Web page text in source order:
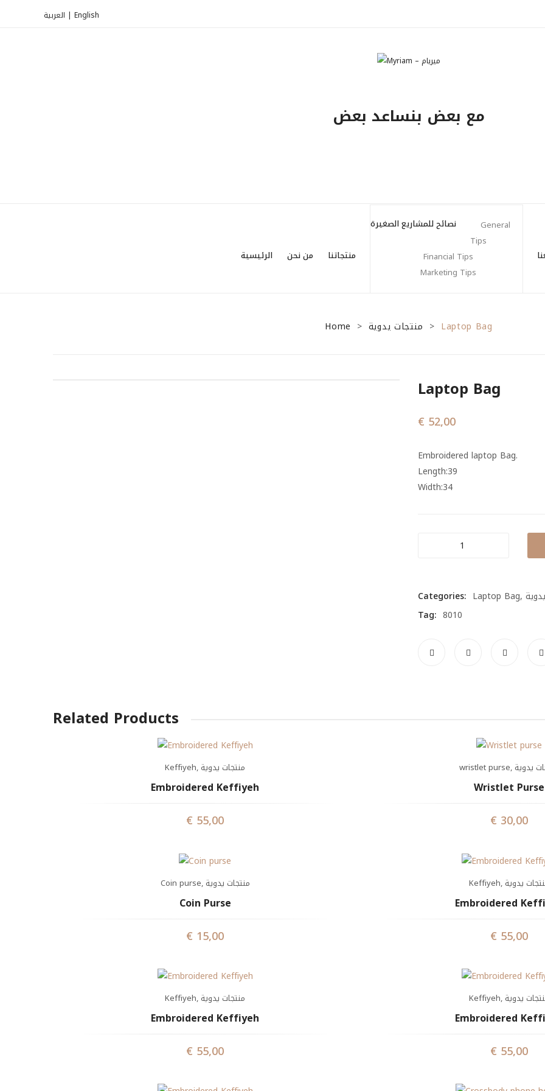
العربية | English
مع بعض بنساعد بعض
الرئيسية من نحن منتجاتنا
نصائح للمشاريع الصغيرة
General
Tips
Financial Tips
Marketing Tips
Home > منتجات يدوية > Laptop Bag
Laptop Bag
€ 52,00
Embroidered laptop Bag.
Length:39
Width:34
Categories: Laptop Bag,
Tag: 8010
Related Products
Keffiyeh, منتجات يدوية
Embroidered Keffiyeh
€ 55,00
wristlet purse, يدوية
Wristlet Purse
€ 30,00
Coin purse, منتجات يدوية
Coin Purse
€ 15,00
Keffiyeh, يدوية
Embroidered
€ 55,00
Keffiyeh, منتجات يدوية
Embroidered Keffiyeh
€ 55,00
Keffiyeh, يدوية
Embroidered
€ 55,00